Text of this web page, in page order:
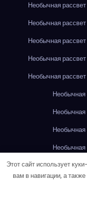
Необычная
Необычная
Необычная
Необычная
Необычная
Необычная
Необычная
Необычная
Необычная
Необычная
Этот сайт использует
вам в навигации, а